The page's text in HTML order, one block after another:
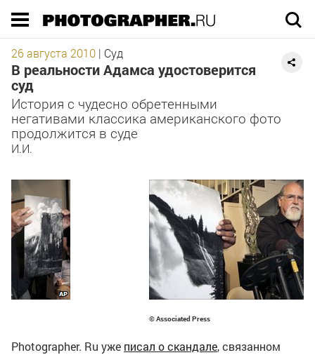
26 августа 2010 | Суд
В реальности Адамса удостоверится
суд
История с чудесно обретенными
негативами классика американского фото
продолжится в суде
И.И.
© Associated Press
Photographer. Ru уже писал о скандале, связанном